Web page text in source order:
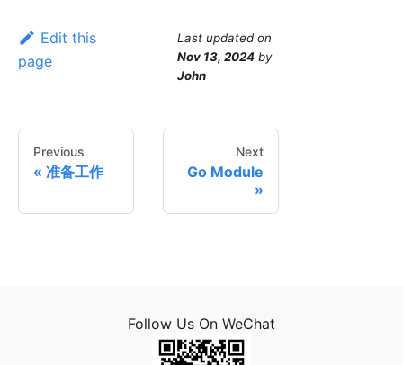
Edit this
page
Last updated on
Nov 13, 2024 by
John
Previous
准备工作
Next
Go Module
Follow Us On WeChat